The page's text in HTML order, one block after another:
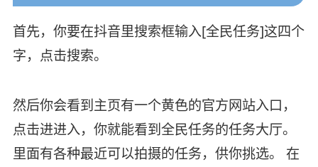
首先，你要在抖音里搜索框输入[全民任务]这四个
字，点击搜索。
然后你会看到主页有一个黄色的官方网站入口，
点击进进入，你就能看到全民任务的任务大厅。
里面有各种最近可以拍摄的任务，供你挑选。 在